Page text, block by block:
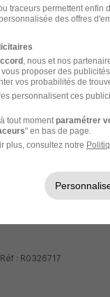
Thales
un avenir de
mondial des
Aéronautique &
à un monde
de 4,5 milliards
domaines clés de
et la 6G. Thales
vos avantages
: R0326717
traceurs permettent enfin
des offres
, nous et nos
proposer des
vos probabilités de
personnalisent ces
tout moment paramétrer
" en bas de page.
plus, consultez notre